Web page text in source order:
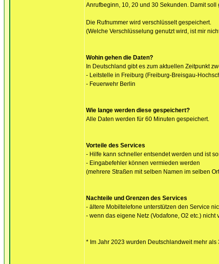
Anrufbeginn, 10, 20 und 30 Sekunden. Damit
Die Rufnummer wird verschlüsselt gespeichert.
(Welche Verschlüsselung genutzt wird, ist mir
Wohin gehen die Daten?
In Deutschland gibt es zum aktuellen Zeitpunkt
- Leitstelle in Freiburg (Freiburg-Breisgau-
- Feuerwehr Berlin
Wie lange werden diese gespeichert?
Alle Daten werden für 60 Minuten gespeichert.
Vorteile des Services
- Hilfe kann schneller entsendet werden und ist
- Eingabefehler können vermieden werden
(mehrere Straßen mit selben Namen im selben
Nachteile und Grenzen des Services
- ältere Mobiltelefone unterstützen den Service
- wenn das eigene Netz (Vodafone, O2 etc.)
* Im Jahr 2023 wurden Deutschlandweit mehr